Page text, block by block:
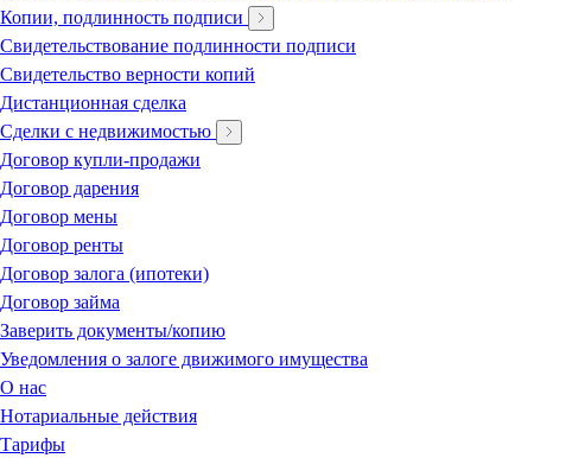
Копии, подлинность подписи
Свидетельствование подлинности подписи
Свидетельство верности копий
Дистанционная сделка
Сделки с недвижимостью
Договор купли-продажи
Договор дарения
Договор мены
Договор ренты
Договор залога (ипотеки)
Договор займа
Заверить документы/копию
Уведомления о залоге движимого имущества
О нас
Нотариальные действия
Тарифы